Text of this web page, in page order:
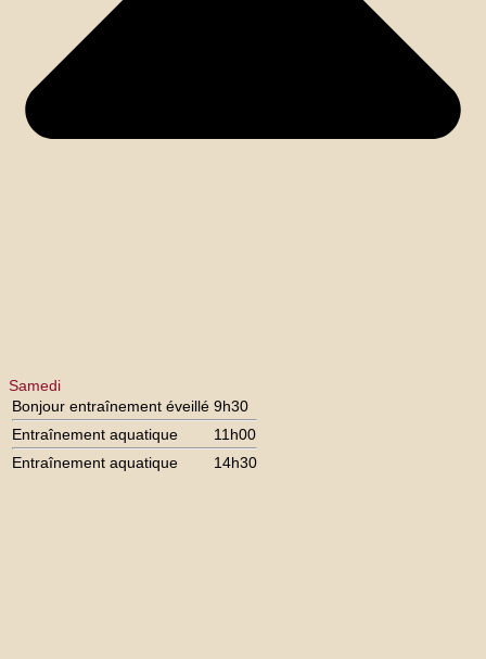
Samedi
Bonjour entraînement éveillé 9h30
Entraînement aquatique
11h00
Entraînement aquatique
14h30